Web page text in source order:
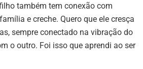
também tem conexão com
e creche. Quero que ele cresça
sempre conectado na vibração do
o outro. Foi isso que aprendi ao ser